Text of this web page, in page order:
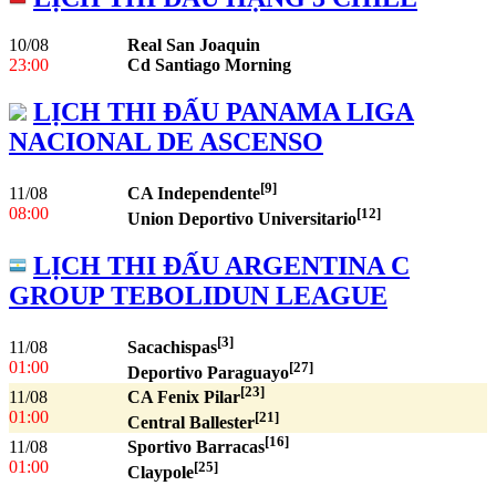
10/08
23:00
Real San Joaquin
Cd Santiago Morning
LỊCH THI ĐẤU PANAMA LIGA
NACIONAL DE ASCENSO
11/08
08:00
CA Independente[9]
Union Deportivo Universitario[12]
LỊCH THI ĐẤU ARGENTINA C
GROUP TEBOLIDUN LEAGUE
11/08
01:00
Sacachispas[3]
Deportivo Paraguayo[27]
11/08
01:00
CA Fenix Pilar[23]
Central Ballester[21]
11/08
01:00
Sportivo Barracas[16]
Claypole[25]